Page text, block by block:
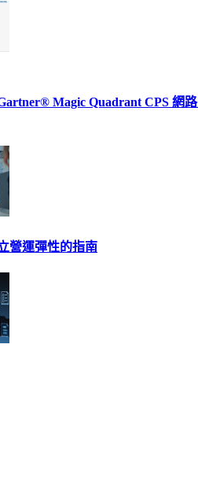
Magic Quadrant CPS 網
營運彈性的指南